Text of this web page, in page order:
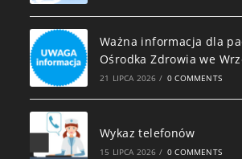
Ważna informacja dla
Ośrodka Zdrowia we
21 LIPCA 2026 / 0 COMMENTS
Wykaz telefonów
15 LIPCA 2026 / 0 COMMENTS